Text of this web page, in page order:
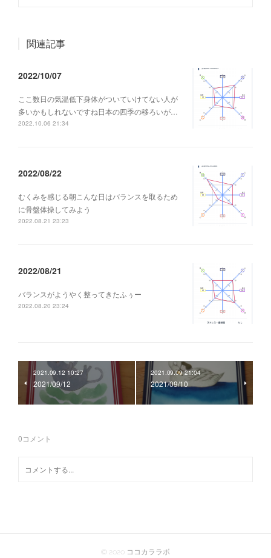
関連記事
2022/10/07
ここ数日の気温低下身体がついていけてない人が
多いかもしれないですね日本の四季の移ろいが…
2022.10.06 21:34
2022/08/22
むくみを感じる朝こんな日はバランスを取るため
に骨盤体操してみよう
2022.08.21 23:23
2022/08/21
バランスがようやく整ってきたふぅー
2022.08.20 23:24
2021.09.12 10:27
2021/09/12
2021.09.09 21:04
2021/09/10
0コメント
© 2020 ココカララボ